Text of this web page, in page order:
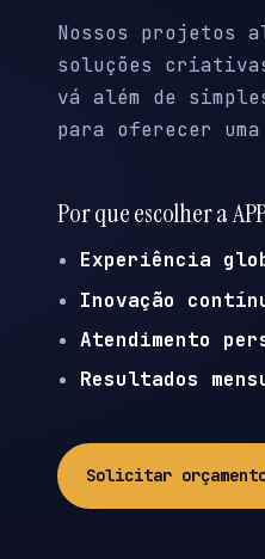
Nossos projetos
soluções
vá além de
para oferecer
Por que escolher a
Experiência
Inovação
Atendimento
Resultados
Solicitar